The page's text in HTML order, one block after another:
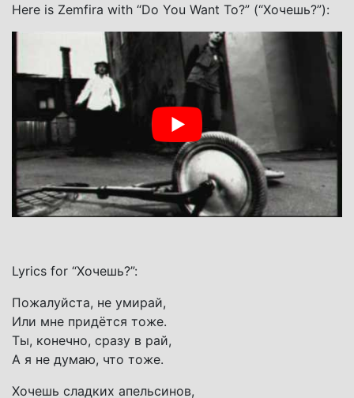
Here is Zemfira with “Do You Want To?” (“Хочешь?”):
Lyrics for “Хочешь?”:
Пожалуйста, не умирай,
Или мне придётся тоже.
Ты, конечно, сразу в рай,
А я не думаю, что тоже.
Хочешь сладких апельсинов,